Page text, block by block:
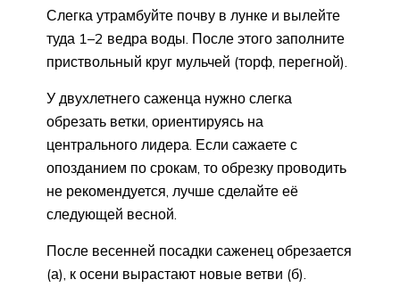
Слегка утрамбуйте почву в лунке и вылейте
туда 1–2 ведра воды. После этого заполните
приствольный круг мульчей (торф, перегной).
У двухлетнего саженца нужно слегка
обрезать ветки, ориентируясь на
центрального лидера. Если сажаете с
опозданием по срокам, то обрезку проводить
не рекомендуется, лучше сделайте её
следующей весной.
После весенней посадки саженец обрезается
(а), к осени вырастают новые ветви (б).